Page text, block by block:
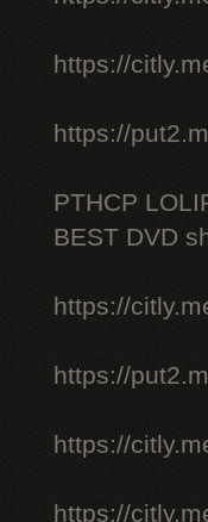
https://
https://
PTHCP
BEST DVD
https://
https://
https://
https://